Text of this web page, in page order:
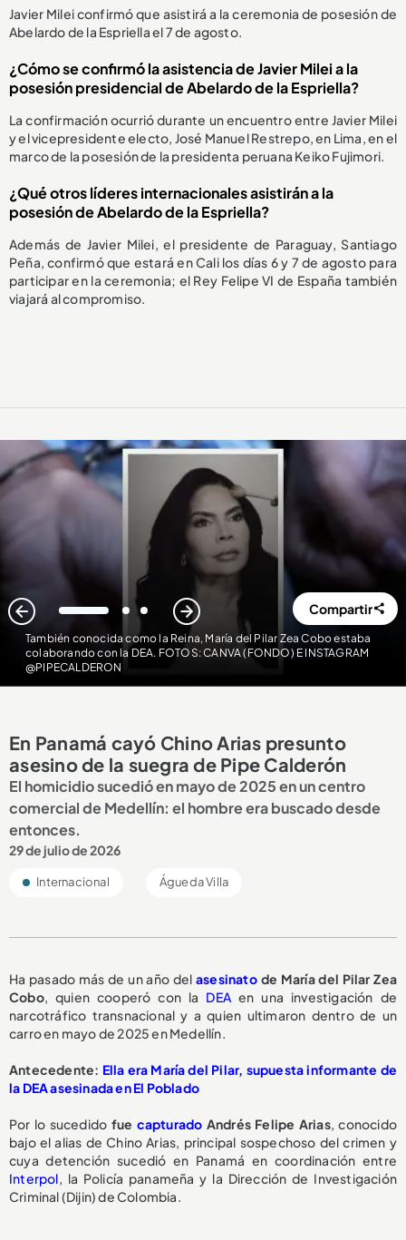
Javier Milei confirmó que asistirá a la ceremonia de posesión de
Abelardo de la Espriella el 7 de agosto.
¿Cómo se confirmó la asistencia de Javier Milei a la
posesión presidencial de Abelardo de la Espriella?
La confirmación ocurrió durante un encuentro entre Javier Milei
y el vicepresidente electo, José Manuel Restrepo, en Lima, en el
marco de la posesión de la presidenta peruana Keiko Fujimori.
¿Qué otros líderes internacionales asistirán a la
posesión de Abelardo de la Espriella?
Además de Javier Milei, el presidente de Paraguay, Santiago
Peña, confirmó que estará en Cali los días 6 y 7 de agosto para
participar en la ceremonia; el Rey Felipe VI de España también
viajará al compromiso.
También conocida como la Reina, María del Pilar Zea Cobo estaba
colaborando con la DEA. FOTOS: CANVA (FONDO) E INSTAGRAM
@PIPECALDERON
1 2 3 Compartir
En Panamá cayó Chino Arias presunto
asesino de la suegra de Pipe Calderón
El homicidio sucedió en mayo de 2025 en un centro
comercial de Medellín: el hombre era buscado desde
entonces.
29 de julio de 2026
Internacional Águeda Villa
Ha pasado más de un año delasesinatode María del Pilar Zea
Cobo, quien cooperó con la DEA en una investigación de
narcotráfico transnacional y a quien ultimaron dentro de un
carro en mayo de 2025 en Medellín.
Antecedente: Ella era María del Pilar, supuesta informante de
la DEA asesinada en El Poblado
Por lo sucedido fue capturado Andrés Felipe Arias, conocido
bajo el alias de Chino Arias, principal sospechoso del crimen y
cuya detención sucedió en Panamá en coordinación entre
Interpol, la Policía panameña y la Dirección de Investigación
Criminal (Dijin) de Colombia.